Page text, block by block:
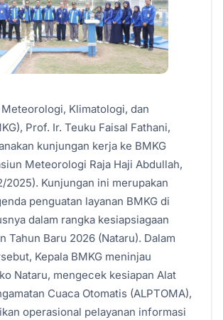
Meteorologi, Klimatologi, dan
Prof. Ir. Teuku Faisal Fathani,
kunjungan kerja ke BMKG
Meteorologi Raja Haji Abdullah,
2025). Kunjungan ini merupakan
penguatan layanan BMKG di
dalam rangka kesiapsiagaan
Tahun Baru 2026 (Nataru). Dalam
Kepala BMKG meninjau
Nataru, mengecek kesiapan Alat
Cuaca Otomatis (ALPTOMA),
operasional pelayanan informasi